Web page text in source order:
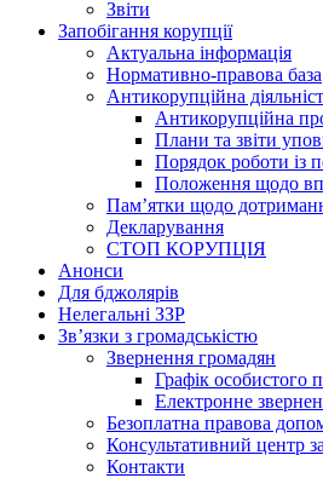
Звіти
Запобігання корупції
Актуальна інформація
Нормативно-правова база
Антикорупційна
Антикорупційна
Плани та звіти
Порядок роботи із
Положення щодо
Пам’ятки щодо
Декларування
СТОП КОРУПЦІЯ
Анонси
Для бджолярів
Нелегальні ЗЗР
Зв’язки з громадськістю
Звернення громадян
Графік особистого
Електронне
Безоплатна правова
Консультативний центр
Контакти